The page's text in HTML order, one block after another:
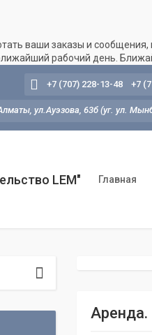
ваши заказы и сообщения,
рабочий день.
ул.Ауэзова, 63б (уг. ул.
+7 (707) 228-13-48 +7
LEM" Главная
Аренда.